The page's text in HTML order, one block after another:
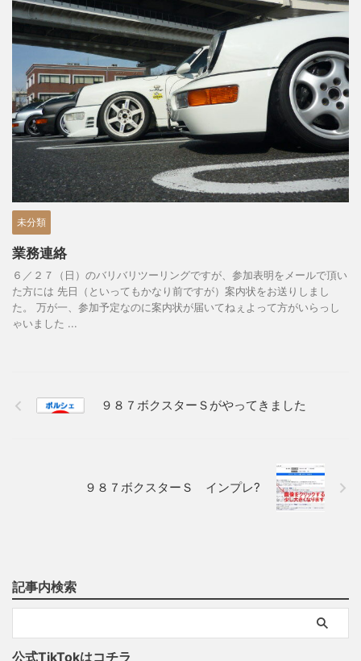
未分類
業務連絡
６／２７（日）のバリバリツーリングですが、参加表明をメールで頂い
た方には 先日（といってもかなり前ですが）案内状をお送りしまし
た。 万が一、参加予定なのに案内状が届いてねぇよって方がいらっし
ゃいました ...
９８７ボクスターＳがやってきました
９８７ボクスターＳ インプレ?
記事内検索
公式TikTokはコチラ